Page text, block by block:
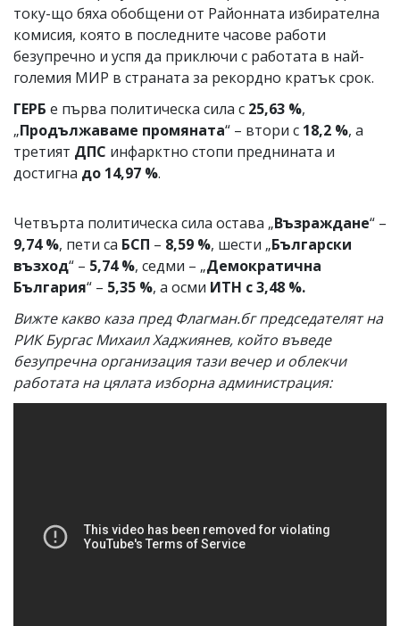
току-що бяха обобщени от Районната избирателна
комисия, която в последните часове работи
безупречно и успя да приключи с работата в най-
големия МИР в страната за рекордно кратък срок.
ГЕРБ е първа политическа сила с 25,63 %,
„Продължаваме промяната“ – втори с 18,2 %, а
третият ДПС инфарктно стопи преднината и
достигна до 14,97 %.
Четвърта политическа сила остава „Възраждане“ –
9,74 %, пети са БСП – 8,59 %, шести „Български
възход“ – 5,74 %, седми – „Демократична
България“ – 5,35 %, а осми ИТН с 3,48 %.
Вижте какво каза пред Флагман.бг председателят на
РИК Бургас Михаил Хаджиянев, който въведе
безупречна организация тази вечер и облекчи
работата на цялата изборна администрация: